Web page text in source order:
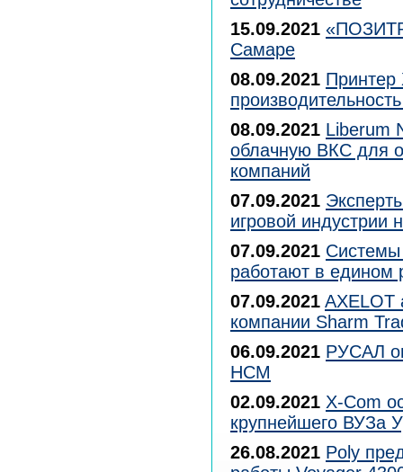
15.09.2021
Самаре
08.09.2021
08.09.2021 Liberum
облачную ВКС для
компаний
07.09.2021
игровой индустрии
07.09.2021
работают в едином
07.09.2021 AXELOT
компании Sharm
06.09.2021 РУСАЛ
HCM
02.09.2021 X-Com
крупнейшего ВУЗа
26.08.2021 Poly